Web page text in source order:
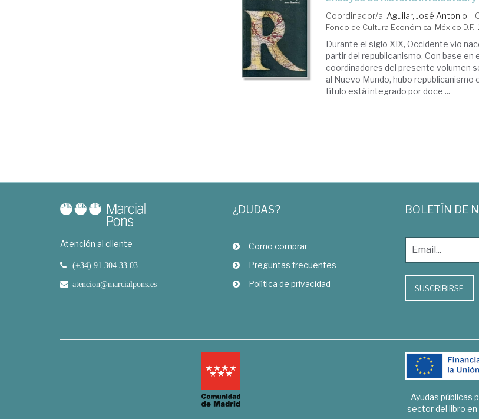
Coordinador/a. Aguilar, José Antonio
Fondo de Cultura Económica. México
Durante el siglo XIX, Occidente vio
partir del republicanismo. Con base
coordinadores del presente volumen
al Nuevo Mundo, hubo republicanismo
título está integrado por doce ...
Atención al cliente
(+34) 91 304 33 03
atencion@marcialpons.es
¿DUDAS?
Como comprar
Preguntas frecuentes
Política de privacidad
BOLETÍN DE
SUSCRIBIRSE
Ayudas públicas
sector del libro en